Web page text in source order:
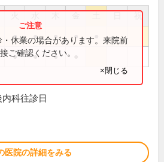
祝
● ● ● ●
● ● ●
休業の場合があります。来院前
ご確認ください。
×閉じる
科往診日
医院の詳細をみる